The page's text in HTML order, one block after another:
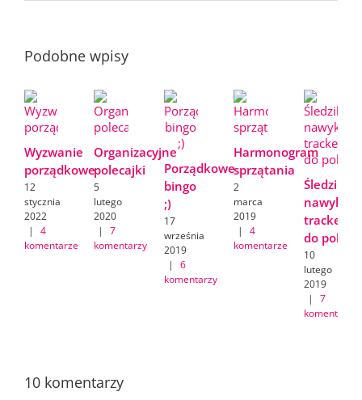
Podobne wpisy
Wyzwanie
porządkowe
12
stycznia
2022
|
4
komentarze
Organizacyjne
polecajki
5
lutego
2020
|
7
komentarzy
Porządkowe
bingo
;)
17
września
2019
|
6
komentarzy
Harmonogram
sprzątania
2
marca
2019
|
4
komentarze
Śledzik
tracker
do
10
lutego
2019
|
7
komentarzy
10 komentarzy